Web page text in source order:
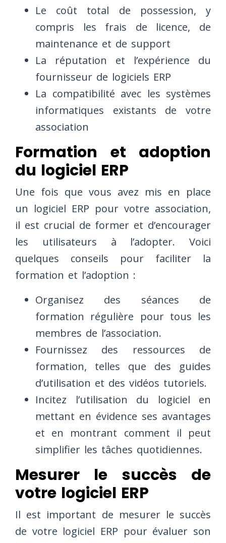
Le coût total de possession, y
compris les frais de licence, de
maintenance et de support
La réputation et l’expérience du
fournisseur de logiciels ERP
La compatibilité avec les systèmes
informatiques existants de votre
association
Formation et adoption
du logiciel ERP
Une fois que vous avez mis en place
un logiciel ERP pour votre association,
il est crucial de former et d’encourager
les utilisateurs à l’adopter. Voici
quelques conseils pour faciliter la
formation et l’adoption :
Organisez des séances de
formation régulière pour tous les
membres de l’association.
Fournissez des ressources de
formation, telles que des guides
d’utilisation et des vidéos tutoriels.
Incitez l’utilisation du logiciel en
mettant en évidence ses avantages
et en montrant comment il peut
simplifier les tâches quotidiennes.
Mesurer le succès de
votre logiciel ERP
Il est important de mesurer le succès
de votre logiciel ERP pour évaluer son